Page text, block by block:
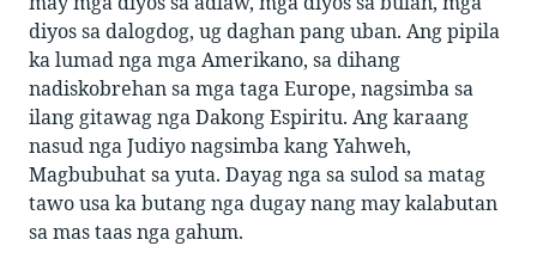
diyos sa dalogdog, ug daghan pang uban. Ang pipila
ka lumad nga mga Amerikano, sa dihang
nadiskobrehan sa mga taga Europe, nagsimba sa
ilang gitawag nga Dakong Espiritu. Ang karaang
nasud nga Judiyo nagsimba kang Yahweh,
Magbubuhat sa yuta. Dayag nga sa sulod sa matag
tawo usa ka butang nga dugay nang may kalabutan
sa mas taas nga gahum.